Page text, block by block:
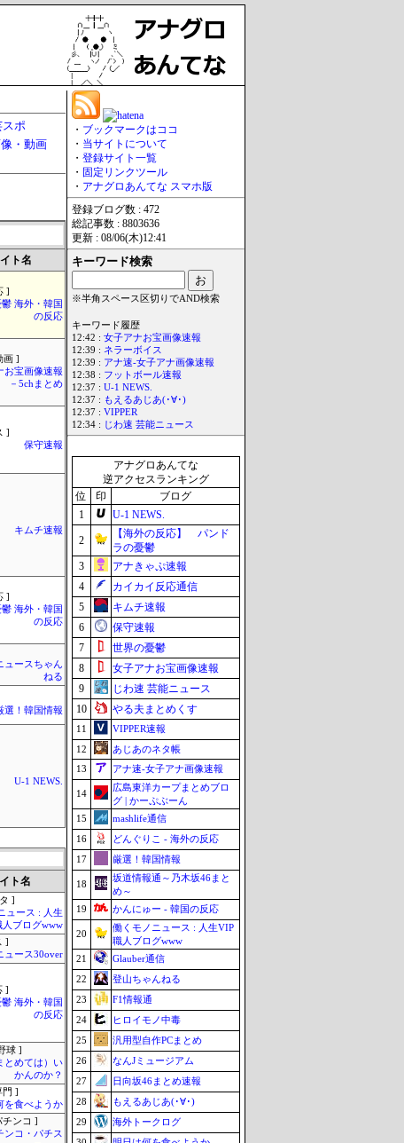
スポ
・動画
ト名
]
海外・韓国
の反応
画 ]
お宝画像速報
－5chまとめ
]
保守速報
キムチ速報
]
海外・韓国
の反応
ュースちゃん
ねる
選！韓国情報
U-1 NEWS.
ト名
]
ュース : 人生
人ブログwww
]
ュース30over
]
海外・韓国
の反応
球 ]
とめては）い
かんのか？
門 ]
を食べようか
チンコ ]
ンコ・パチス
・ ブックマークはココ
・ 当サイトについて
・ 登録サイト一覧
・ 固定リンクツール
・ アナグロあんてな スマホ版
登録ブログ数 : 472
総記事数 : 8803636
更新 : 08/06(木)12:41
キーワード検索
※半角スペース区切りでAND検索
キーワード履歴
12:42 : 女子アナお宝画像速報
12:39 : ネラーボイス
12:39 : アナ速‐女子アナ画像速報
12:38 : フットボール速報
12:37 : U-1 NEWS.
12:37 : もえるあじあ(･∀･)
12:37 : VIPPER
12:34 : じわ速 芸能ニュース
アナグロあんてな
逆アクセスランキング
位
印
ブログ
1
U-1 NEWS.
2
【海外の反応】 パンド
ラの憂鬱
3
アナきゃぷ速報
4
カイカイ反応通信
5
キムチ速報
6
保守速報
7
世界の憂鬱
8
女子アナお宝画像速報
9
じわ速 芸能ニュース
10
やる夫まとめくす
11
VIPPER速報
12
あじあのネタ帳
13
アナ速‐女子アナ画像速報
14
広島東洋カープまとめブロ
グ | かーぷぶーん
15
mashlife通信
16
どんぐりこ - 海外の反応
17
厳選！韓国情報
18
坂道情報通～乃木坂46まと
め～
19
かんにゅー - 韓国の反応
20
働くモノニュース : 人生VIP
職人ブログwww
21
Glauber通信
22
登山ちゃんねる
23
F1情報通
24
ヒロイモノ中毒
25
汎用型自作PCまとめ
26
なんJミュージアム
27
日向坂46まとめ速報
28
もえるあじあ(･∀･)
29
海外トークログ